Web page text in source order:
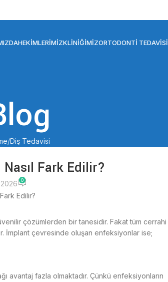
HEKIMLERIMIZKLINIĞIMIZORTODONTI TEDAVISI
Diş Tedavisi
Fark Edilir?
0
çözümlerden bir tanesidir. Fakat tüm cerrahi
İmplant çevresinde oluşan enfeksiyonlar ise;
avantaj fazla olmaktadır. Çünkü enfeksiyonların